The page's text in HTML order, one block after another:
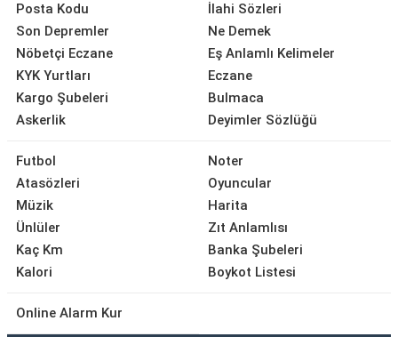
Posta Kodu
Son Depremler
Nöbetçi Eczane
KYK Yurtları
Kargo Şubeleri
Askerlik
İlahi Sözleri
Ne Demek
Eş Anlamlı Kelimeler
Eczane
Bulmaca
Deyimler Sözlüğü
Futbol
Atasözleri
Müzik
Ünlüler
Kaç Km
Kalori
Noter
Oyuncular
Harita
Zıt Anlamlısı
Banka Şubeleri
Boykot Listesi
Online Alarm Kur